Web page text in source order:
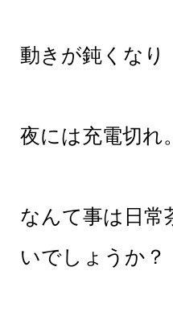
動きが鈍くなり
夜には充電切れ。
なんて事は日常
いでしょうか？